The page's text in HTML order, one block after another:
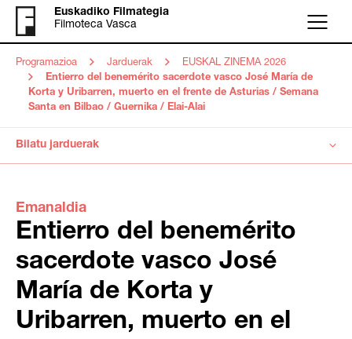
Euskadiko Filmategia
Filmoteca Vasca
Menu
Programazioa Jarduerak
EUSKAL ZINEMA 2026
Entierro del benemérito sacerdote vasco José María de
Korta y Uribarren, muerto en el frente de Asturias / Semana
Santa en Bilbao / Guernika / Elai-Alai
Bilatu jarduerak
Emanaldia
Entierro del benemérito
sacerdote vasco José
María de Korta y
Uribarren, muerto en el